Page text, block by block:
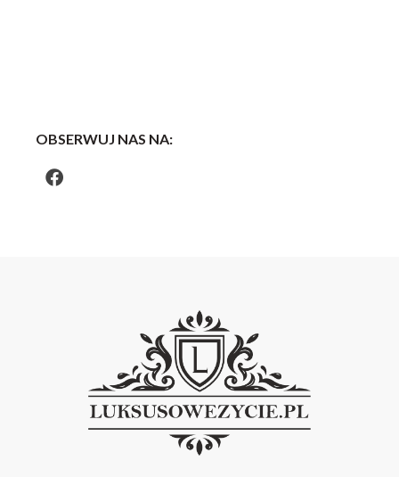
OBSERWUJ NAS NA: